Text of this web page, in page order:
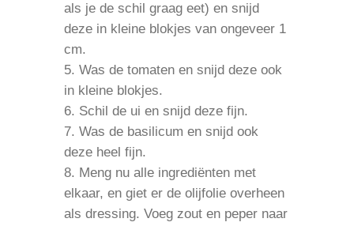
als je de schil graag eet) en snijd
deze in kleine blokjes van ongeveer 1
cm.
Was de tomaten en snijd deze ook
in kleine blokjes.
Schil de ui en snijd deze fijn.
Was de basilicum en snijd ook
deze heel fijn.
Meng nu alle ingrediënten met
elkaar, en giet er de olijfolie overheen
als dressing. Voeg zout en peper naar